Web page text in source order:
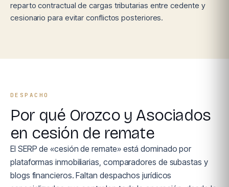
reparto contractual de cargas tributarias entre cedente y
cesionario para evitar conflictos posteriores.
DESPACHO
Por qué Orozco y Asociados
en cesión de remate
El SERP de «cesión de remate» está dominado por
plataformas inmobiliarias, comparadores de subastas y
blogs financieros. Faltan despachos jurídicos